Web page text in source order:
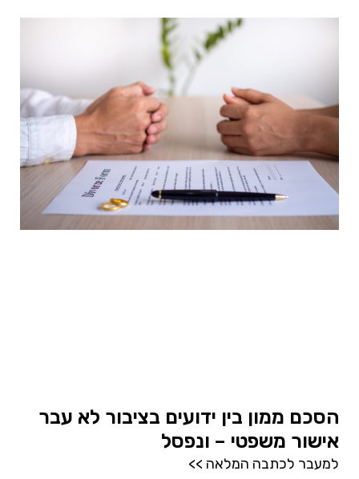
הסכם ממון בין ידועים בציבור לא עבר
אישור משפטי – ונפסל
למעבר לכתבה המלאה >>